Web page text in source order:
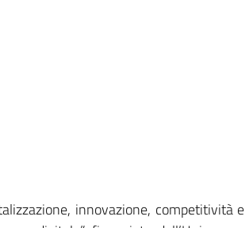
innovazione, competitività e